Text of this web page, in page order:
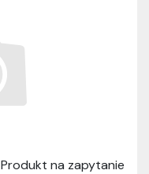
Produkt na zapytanie